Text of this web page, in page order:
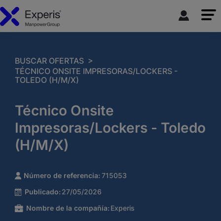
BUSCAR OFERTAS >
TÉCNICO ONSITE IMPRESORAS/LOCKERS -
TOLEDO (H/M/X)
Técnico Onsite
Impresoras/Lockers - Toledo
(H/M/X)
Número de referencia: 715053
Publicado: 27/05/2026
Nombre de la compañía: Experis